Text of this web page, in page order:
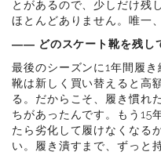
とがあるので、少しだけ残
ほとんどありません。唯一
―― どのスケート靴を残し
最後のシーズンに1年間履
靴は新しく買い替えると高
る。だからこそ、履き慣れ
ちがあったんです。もう15
たら劣化して履けなくなる
い。履き潰すまで、ずっと